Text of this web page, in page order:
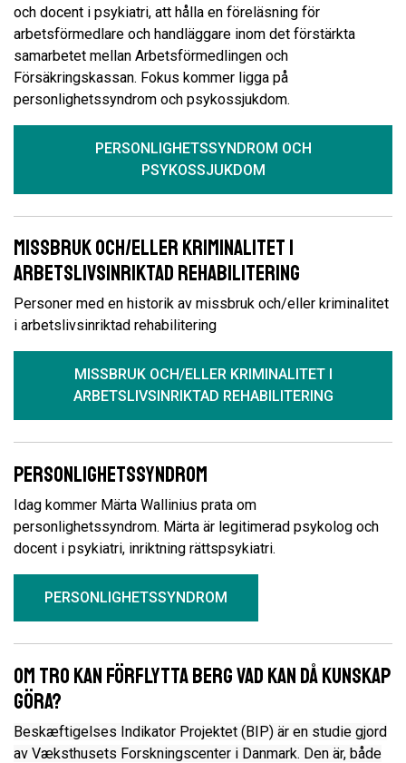
och docent i psykiatri, att hålla en föreläsning för
arbetsförmedlare och handläggare inom det förstärkta
samarbetet mellan Arbetsförmedlingen och
Försäkringskassan. Fokus kommer ligga på
personlighetssyndrom och psykossjukdom.
PERSONLIGHETSSYNDROM OCH
PSYKOSSJUKDOM
Missbruk och/eller kriminalitet i
arbetslivsinriktad rehabilitering
Personer med en historik av missbruk och/eller kriminalitet
i arbetslivsinriktad rehabilitering
MISSBRUK OCH/ELLER KRIMINALITET I
ARBETSLIVSINRIKTAD REHABILITERING
Personlighetssyndrom
Idag kommer Märta Wallinius prata om
personlighetssyndrom. Märta är legitimerad psykolog och
docent i psykiatri, inriktning rättspsykiatri.
PERSONLIGHETSSYNDROM
Om tro kan förflytta berg vad kan då kunskap
göra?
Beskæftigelses Indikator Projektet (BIP) är en studie gjord
av Væksthusets Forskningscenter i Danmark. Den är, både